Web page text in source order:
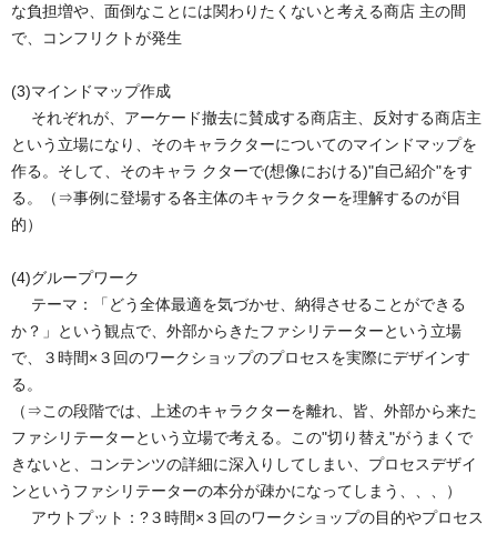
な負担増や、面倒なことには関わりたくないと考える商店 主の間
で、コンフリクトが発生
(3)マインドマップ作成
それぞれが、アーケード撤去に賛成する商店主、反対する商店主
という立場になり、そのキャラクターについてのマインドマップを
作る。そして、そのキャラ クターで(想像における)"自己紹介"をす
る。（⇒事例に登場する各主体のキャラクターを理解するのが目
的）
(4)グループワーク
テーマ：「どう全体最適を気づかせ、納得させることができる
か？」という観点で、外部からきたファシリテーターという立場
で、３時間×３回のワークショップのプロセスを実際にデザインす
る。
（⇒この段階では、上述のキャラクターを離れ、皆、外部から来た
ファシリテーターという立場で考える。この"切り替え"がうまくで
きないと、コンテンツの詳細に深入りしてしまい、プロセスデザイ
ンというファシリテーターの本分が疎かになってしまう、、、）
アウトプット：?３時間×３回のワークショップの目的やプロセス